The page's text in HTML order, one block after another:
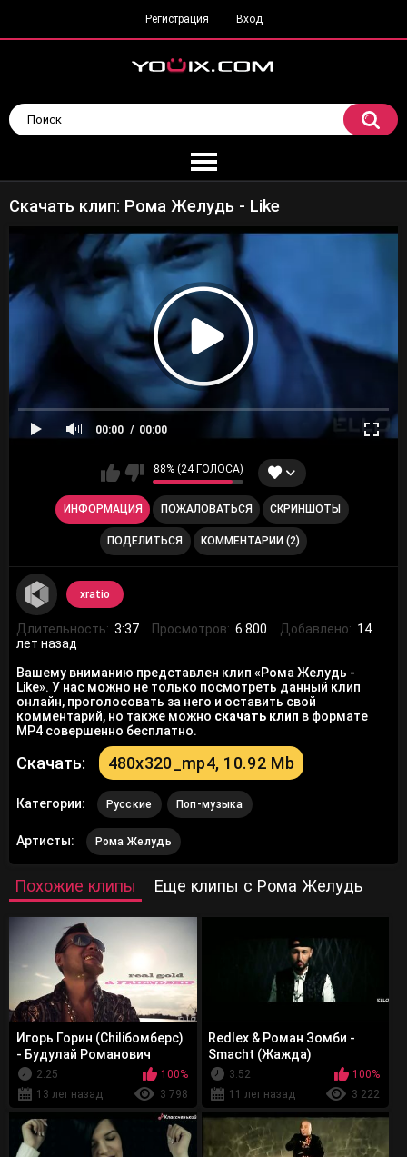
Регистрация Вход
Скачать клип: Рома Желудь - Like
00:00 00:00
88% (24 ГОЛОСА)
ИНФОРМАЦИЯ ПОЖАЛОВАТЬСЯ СКРИНШОТЫ
ПОДЕЛИТЬСЯ КОММЕНТАРИИ (2)
xratio
Длительность: 3:37 Просмотров: 6 800 Добавлено: 14
лет назад
Вашему вниманию представлен клип «Рома Желудь -
Like». У нас можно не только посмотреть данный клип
онлайн, проголосовать за него и оставить свой
комментарий, но также можно скачать клип в формате
MP4 совершенно бесплатно.
Скачать: 480x320_mp4, 10.92 Mb
Категории: Русские Поп-музыка
Артисты: Рома Желудь
Похожие клипы Еще клипы с Рома Желудь
Игорь Горин (Сhiliбомберс)
- Будулай Романович
2:25
100%
13 лет назад
3 798
Redlex & Роман Зомби -
Smacht (Жажда)
3:52
100%
11 лет назад
3 222